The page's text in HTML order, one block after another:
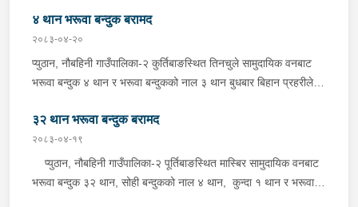
नगरपालिका-६ बस्ने २४ वर्षीय किरण नेपाली र ३६ वर्षीय सतिराम थारू रहेका
छन् । इलाका प्रहरी कार्यालय मोतिपुरबाट खटिएको प्रहरीले दमौलीबाट
बासगढीतर्फ आउँदै गरेको भे.५ प २०३९ नम्बरको मोटरसाइकलमा सवार
उनीहरूलाई उक्त पदार्थ सहित पक्राउ गरेको हो ।यस सम्बन्धमा प्रहरीले
४ थान भरूवा बन्दुक बरामद
२०८३-०४-२०
प्युठान, नौबहिनी गाउँपालिका-२ कुर्तिबाङस्थित तिनचुले सामुदायिक वनबाट
भरूवा बन्दुक ४ थान र भरूवा बन्दुकको नाल ३ थान बुधबार बिहान प्रहरीले
उक्त बन्दुक फेला पारी बरामद गरेको हो । यस सम्बन्धमा प्रहरीले आवश्यक
अनुसन्धान गरिरहेको छ ।
३२ थान भरूवा बन्दुक बरामद
२०८३-०४-१९
प्युठान, नौबहिनी गाउँपालिका-२ पूर्तिबाङस्थित मास्बिर सामुदायिक वनबाट
भरूवा बन्दुक ३२ थान, सोही बन्दुकको नाल ४ थान, कुन्दा १ थान र भरूवा